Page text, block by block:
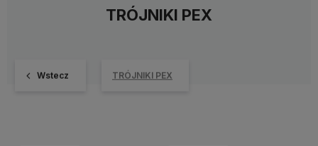
TRÓJNIKI PEX
Wstecz TRÓJNIKI PEX